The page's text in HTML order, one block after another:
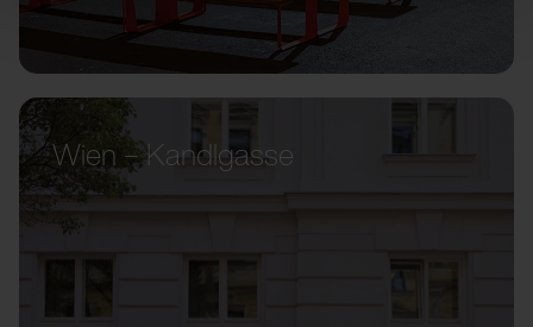
Wien – Kandlgasse